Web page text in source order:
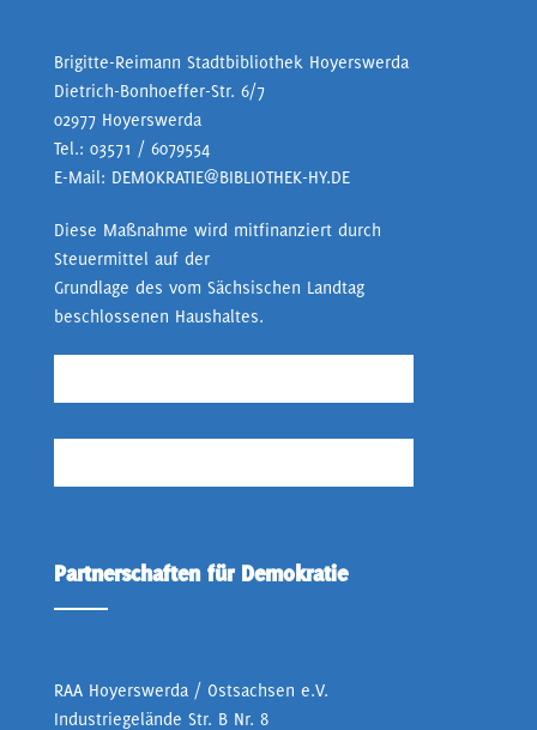
Brigitte-Reimann Stadtbibliothek Hoyerswerda
Dietrich-Bonhoeffer-Str. 6/7
02977 Hoyerswerda
Tel.: 03571 / 6079554
E-Mail: DEMOKRATIE@BIBLIOTHEK-HY.DE
Diese Maßnahme wird mitfinanziert durch
Steuermittel auf der
Grundlage des vom Sächsischen Landtag
beschlossenen Haushaltes.
Partnerschaften für Demokratie
RAA Hoyerswerda / Ostsachsen e.V.
Industriegelände Str. B Nr. 8